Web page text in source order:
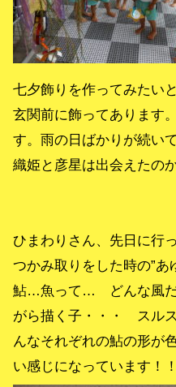
七夕飾りを作ってみたい
玄関前に飾ってあります
す。雨の日ばかりが続い
織姫と彦星は出会えたの
ひまわりさん、先日に行
つかみ取りをした時の”あ
鮎…魚って… どんな風だ
がら描く子・・・ スル
んなそれぞれの鮎の形が
い感じになっています！